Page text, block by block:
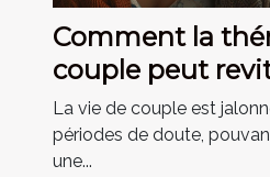
Comment la
couple peut
relation
La vie de couple est
périodes de doute,
une...